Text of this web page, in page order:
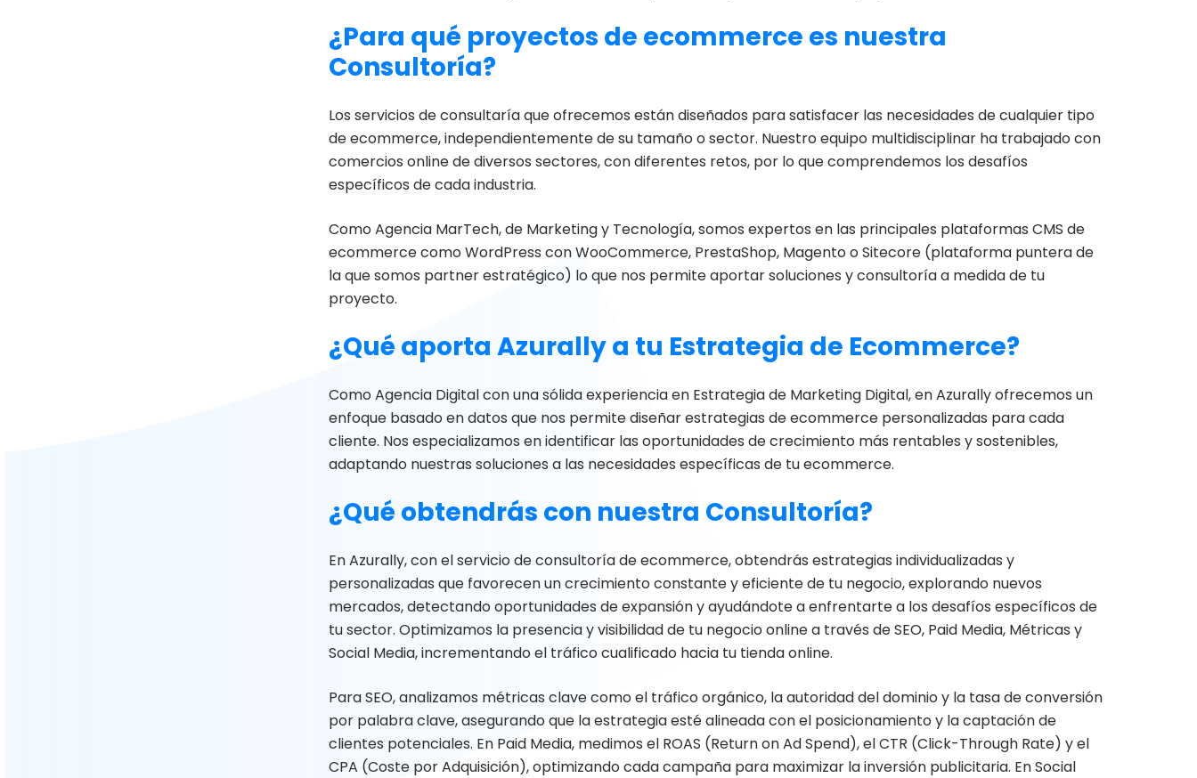
¿Para qué proyectos de ecommerce es nuestra
Consultoría?
Los servicios de consultaría que ofrecemos están diseñados para satisfacer las necesidades de cualquier tipo
de ecommerce, independientemente de su tamaño o sector. Nuestro equipo multidisciplinar ha trabajado con
comercios online de diversos sectores, con diferentes retos, por lo que comprendemos los desafíos
específicos de cada industria.
Como Agencia MarTech, de Marketing y Tecnología, somos expertos en las principales plataformas CMS de
ecommerce como WordPress con WooCommerce, PrestaShop, Magento o Sitecore (plataforma puntera de
la que somos partner estratégico) lo que nos permite aportar soluciones y consultoría a medida de tu
proyecto.
¿Qué aporta Azurally a tu Estrategia de Ecommerce?
Como Agencia Digital con una sólida experiencia en Estrategia de Marketing Digital, en Azurally ofrecemos un
enfoque basado en datos que nos permite diseñar estrategias de ecommerce personalizadas para cada
cliente. Nos especializamos en identificar las oportunidades de crecimiento más rentables y sostenibles,
adaptando nuestras soluciones a las necesidades específicas de tu ecommerce.
¿Qué obtendrás con nuestra Consultoría?
En Azurally, con el servicio de consultoría de ecommerce, obtendrás estrategias individualizadas y
personalizadas que favorecen un crecimiento constante y eficiente de tu negocio, explorando nuevos
mercados, detectando oportunidades de expansión y ayudándote a enfrentarte a los desafíos específicos de
tu sector. Optimizamos la presencia y visibilidad de tu negocio online a través de SEO, Paid Media, Métricas y
Social Media, incrementando el tráfico cualificado hacia tu tienda online.
Para SEO, analizamos métricas clave como el tráfico orgánico, la autoridad del dominio y la tasa de conversión
por palabra clave, asegurando que la estrategia esté alineada con el posicionamiento y la captación de
clientes potenciales. En Paid Media, medimos el ROAS (Return on Ad Spend), el CTR (Click-Through Rate) y el
CPA (Coste por Adquisición), optimizando cada campaña para maximizar la inversión publicitaria. En Social